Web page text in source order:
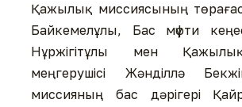
Қажылық миссиясының
Байкемелұлы, Бас мүфти
Нұржігітұлы мен Қажылық
меңгерушісі Жәнділлә
миссияның бас дәрігері